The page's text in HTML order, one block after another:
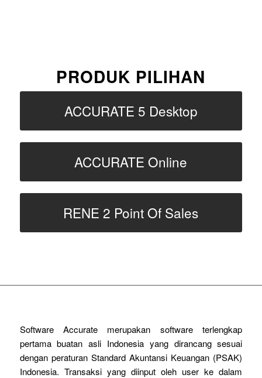
PRODUK PILIHAN
ACCURATE 5 Desktop
ACCURATE Online
RENE 2 Point Of Sales
Software Accurate merupakan software terlengkap
pertama buatan asli Indonesia yang dirancang sesuai
dengan peraturan Standard Akuntansi Keuangan (PSAK)
Indonesia. Transaksi yang diinput oleh user ke dalam